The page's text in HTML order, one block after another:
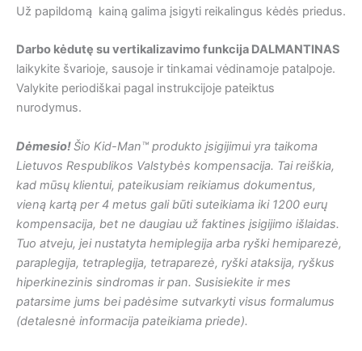
Už papildomą kainą galima įsigyti reikalingus kėdės priedus.
Darbo kėdutę su vertikalizavimo funkcija DALMANTINAS
laikykite švarioje, sausoje ir tinkamai vėdinamoje patalpoje.
Valykite periodiškai pagal instrukcijoje pateiktus
nurodymus.
Dėmesio!Šio Kid-Man™ produkto įsigijimui yra taikoma
Lietuvos Respublikos Valstybės kompensacija. Tai reiškia,
kad mūsų klientui, pateikusiam reikiamus dokumentus,
vieną kartą per 4 metus gali būti suteikiama iki 1200 eurų
kompensacija, bet ne daugiau už faktines įsigijimo išlaidas.
Tuo atveju, jei nustatyta hemiplegija arba ryški hemiparezė,
paraplegija, tetraplegija, tetraparezė, ryški ataksija, ryškus
hiperkinezinis sindromas ir pan. Susisiekite ir mes
patarsime jums bei padėsime sutvarkyti visus formalumus
(detalesnė informacija pateikiama priede).